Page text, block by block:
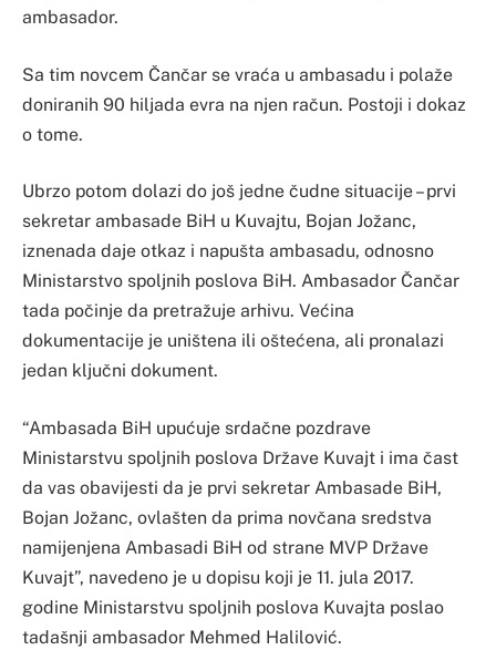
ambasador.
Sa tim novcem Čančar se vraća u ambasadu i polaže
doniranih 90 hiljada evra na njen račun. Postoji i dokaz
o tome.
Ubrzo potom dolazi do još jedne čudne situacije – prvi
sekretar ambasade BiH u Kuvajtu, Bojan Jožanc,
iznenada daje otkaz i napušta ambasadu, odnosno
Ministarstvo spoljnih poslova BiH. Ambasador Čančar
tada počinje da pretražuje arhivu. Većina
dokumentacije je uništena ili oštećena, ali pronalazi
jedan ključni dokument.
“Ambasada BiH upućuje srdačne pozdrave
Ministarstvu spoljnih poslova Države Kuvajt i ima čast
da vas obavijesti da je prvi sekretar Ambasade BiH,
Bojan Jožanc, ovlašten da prima novčana sredstva
namijenjena Ambasadi BiH od strane MVP Države
Kuvajt”, navedeno je u dopisu koji je 11. jula 2017.
godine Ministarstvu spoljnih poslova Kuvajta poslao
tadašnji ambasador Mehmed Halilović.